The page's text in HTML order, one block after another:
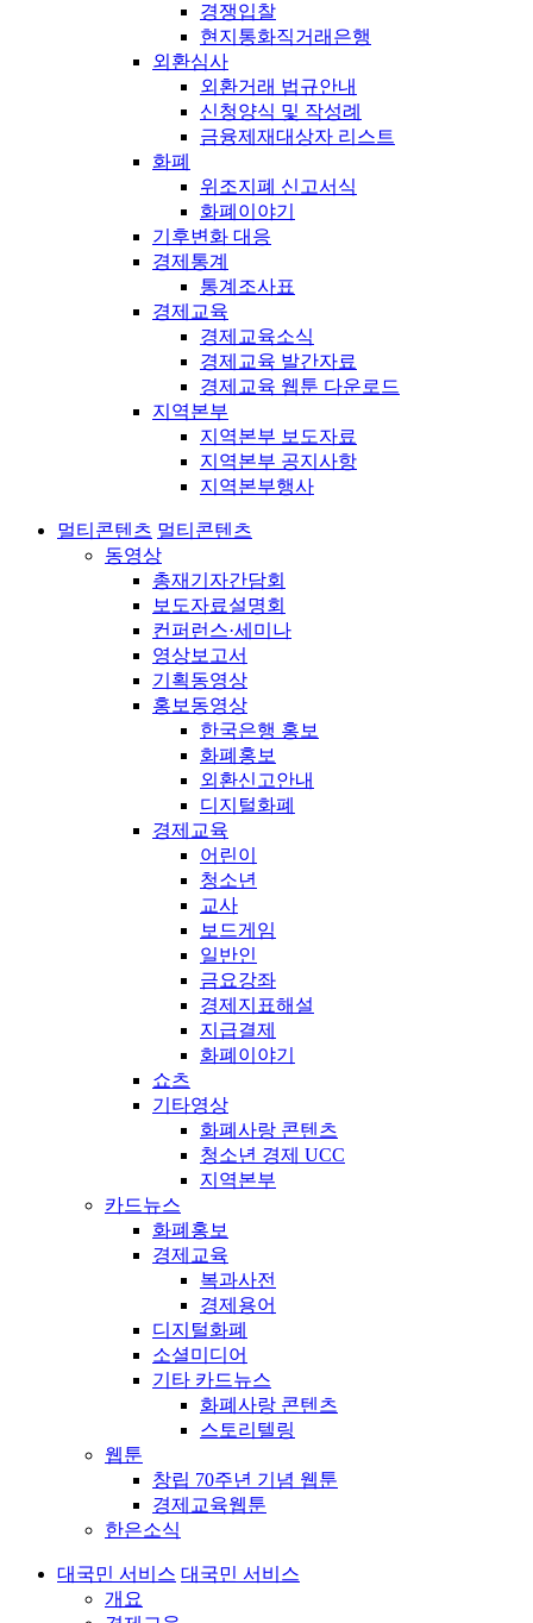
경쟁입찰
현지통화직거래은행
외환심사
외환거래 법규안내
신청양식 및 작성례
금융제재대상자 리스트
화폐
위조지폐 신고서식
화폐이야기
기후변화 대응
경제통계
통계조사표
경제교육
경제교육소식
경제교육 발간자료
경제교육 웹툰 다운로드
지역본부
지역본부 보도자료
지역본부 공지사항
지역본부행사
멀티콘텐츠 멀티콘텐츠
동영상
총재기자간담회
보도자료설명회
컨퍼런스·세미나
영상보고서
기획동영상
홍보동영상
한국은행 홍보
화폐홍보
외환신고안내
디지털화폐
경제교육
어린이
청소년
교사
보드게임
일반인
금요강좌
경제지표해설
지급결제
화폐이야기
쇼츠
기타영상
화폐사랑 콘텐츠
청소년 경제 UCC
지역본부
카드뉴스
화폐홍보
경제교육
복과사전
경제용어
디지털화폐
소셜미디어
기타 카드뉴스
화폐사랑 콘텐츠
스토리텔링
웹툰
창립 70주년 기념 웹툰
경제교육웹툰
한은소식
대국민 서비스 대국민 서비스
개요